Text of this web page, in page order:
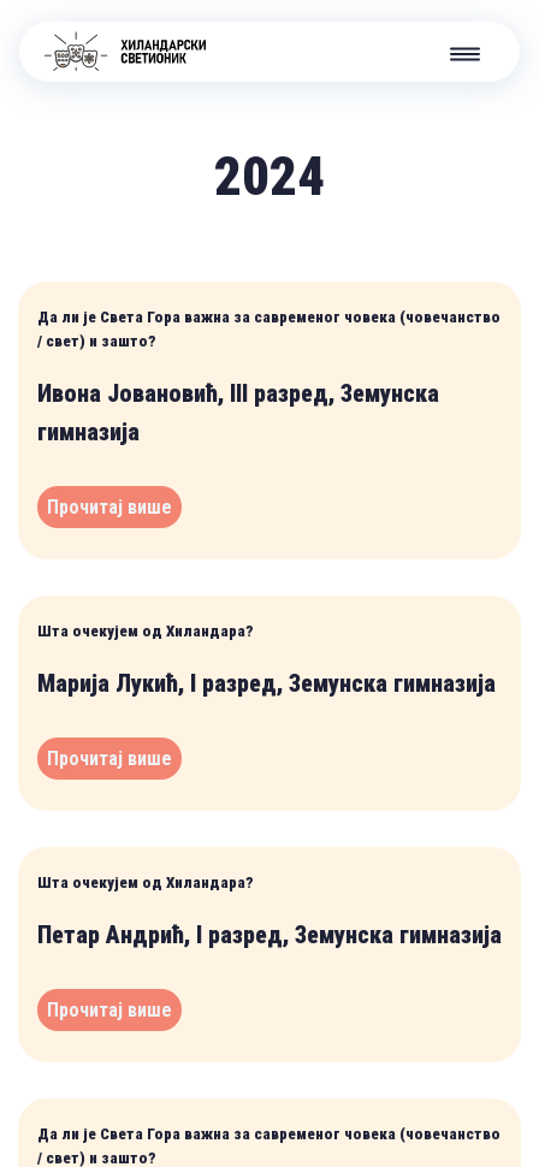
2024
Да ли је Света Гора важна за савременог човека (човечанство
/ свет) и зашто?
Ивона Јовановић, III разред, Земунска
гимназија
Прочитај више
Шта очекујем од Хиландара?
Марија Лукић, I разред, Земунска гимназија
Прочитај више
Шта очекујем од Хиландара?
Петар Андрић, I разред, Земунска гимназија
Прочитај више
Да ли је Света Гора важна за савременог човека (човечанство
/ свет) и зашто?